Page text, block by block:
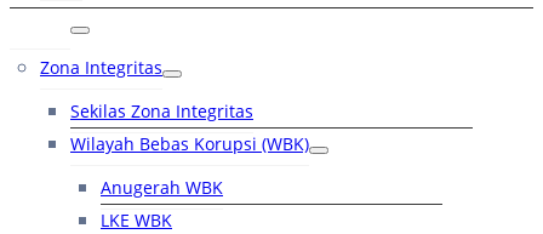
Zona Integritas
Sekilas Zona Integritas
Wilayah Bebas Korupsi (WBK)
Anugerah WBK
LKE WBK